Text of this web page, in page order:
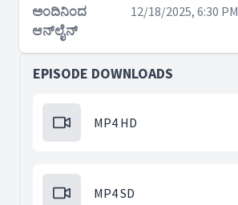
ಅಂದಿನಿಂದ
ಆನ್‌ಲೈನ್
12/18/2025, 6:30 PM
EPISODE DOWNLOADS
MP4 HD
MP4 SD